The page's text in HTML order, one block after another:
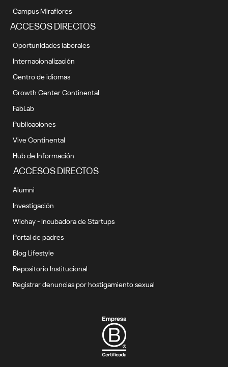
Campus Miraflores
ACCESOS DIRECTOS
Oportunidades laborales
Internacionalización
Centro de idiomas
Growth Center Continental
FabLab
Publicaciones
Vive Continental
Hub de Información
ACCESOS DIRECTOS
Alumni
Investigación
Wichay - Incubadora de Startups
Portal de padres
Blog Lifestyle
Repositorio Institucional
Registrar denuncias por hostigamiento sexual